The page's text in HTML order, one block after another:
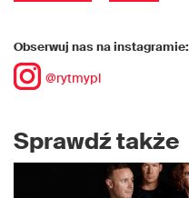
Obserwuj nas na instagramie:
@rytmypl
Sprawdź także